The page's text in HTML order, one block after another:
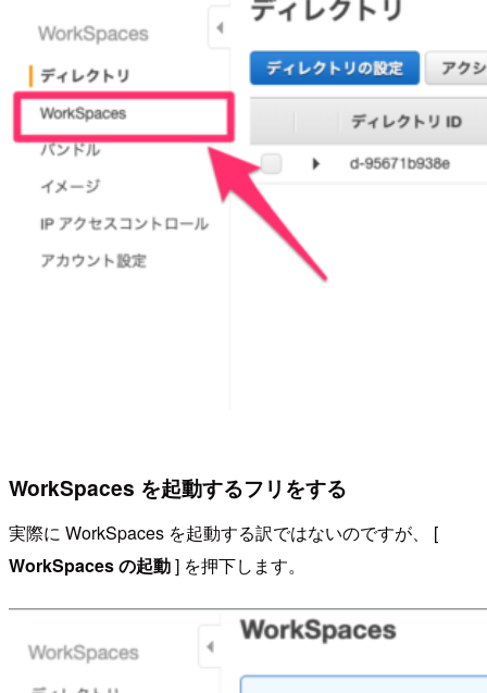
WorkSpaces を起動するフリをする
実際に WorkSpaces を起動する訳ではないのですが、 [
WorkSpaces の起動] を押下します。